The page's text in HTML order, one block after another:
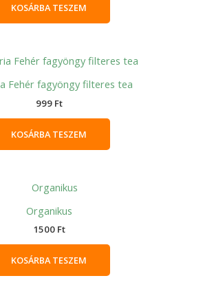
KOSÁRBA TESZEM
Fehér fagyöngy filteres tea
999 Ft
KOSÁRBA TESZEM
Organikus
1500 Ft
KOSÁRBA TESZEM